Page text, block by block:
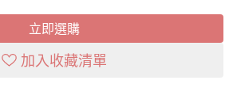
立即選購
加入收藏清單